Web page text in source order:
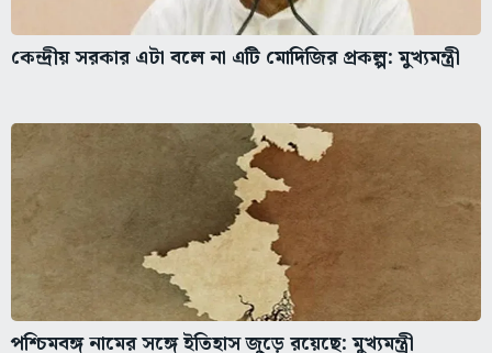
কেন্দ্রীয় সরকার এটা বলে না এটি মোদিজির প্রকল্প: মুখ্যমন্ত্রী
পশ্চিমবঙ্গ নামের সঙ্গে ইতিহাস জুড়ে রয়েছে: মুখ্যমন্ত্রী